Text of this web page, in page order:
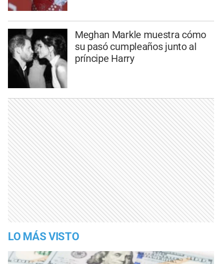
Meghan Markle muestra cómo
su pasó cumpleaños junto al
príncipe Harry
LO MÁS VISTO